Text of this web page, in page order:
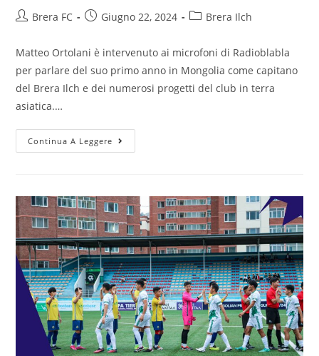
Brera FC Giugno 22, 2024 Brera Ilch
Matteo Ortolani è intervenuto ai microfoni di Radioblabla
per parlare del suo primo anno in Mongolia come capitano
del Brera Ilch e dei numerosi progetti del club in terra
asiatica.…
Continua A Leggere